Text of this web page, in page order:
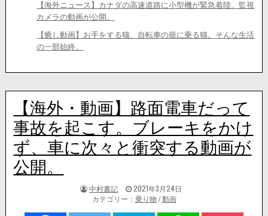
【海外ニュース】カナダの高速道路に小型機が緊急着陸。監視
カメラの動画が公開。
【癒し動画】お手をする猫、自転車の籠に乗る猫。そんな生活
の一部始終。
【海外・動画】路面電車だって
事故を起こす。ブレーキをかけ
ず、車に次々と衝突する動画が
公開。
著
者:
中村書記
掲
載
日：
2021年3月24日
カテゴリー： 乗り物 /動画